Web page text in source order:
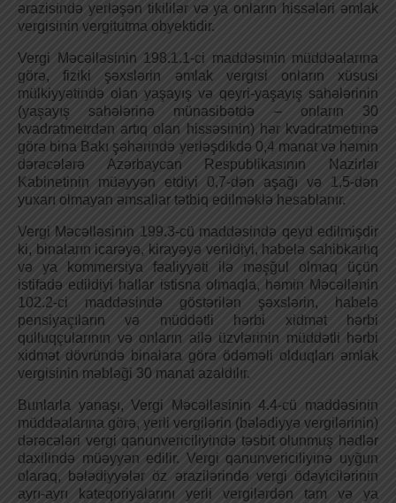
ərazisində yerləşən tikililər və ya onların hissələri əmlak
vergisinin vergitutma obyektidir.
Vergi Məcəlləsinin 198.1.1-ci maddəsinin müddəalarına
görə, fiziki şəxslərin əmlak vergisi onların xüsusi
mülkiyyətində olan yaşayış və qeyri-yaşayış sahələrinin
(yaşayış sahələrinə münasibətdə – onların 30
kvadratmetrdən artıq olan hissəsinin) hər kvadratmetrinə
görə bina Bakı şəhərində yerləşdikdə 0,4 manat və həmin
dərəcələrə Azərbaycan Respublikasının Nazirlər
Kabinetinin müəyyən etdiyi 0,7-dən aşağı və 1,5-dən
yuxarı olmayan əmsallar tətbiq edilməklə hesablanır.
Vergi Məcəlləsinin 199.3-cü maddəsində qeyd edilmişdir
ki, binaların icarəyə, kirayəyə verildiyi, habelə sahibkarlıq
və ya kommersiya fəaliyyəti ilə məşğul olmaq üçün
istifadə edildiyi hallar istisna olmaqla, həmin Məcəllənin
102.2-ci maddəsində göstərilən şəxslərin, habelə
pensiyaçıların və müddətli hərbi xidmət hərbi
qulluqçularının və onların ailə üzvlərinin müddətli hərbi
xidmət dövründə binalara görə ödəməli olduqları əmlak
vergisinin məbləği 30 manat azaldılır.
Bunlarla yanaşı, Vergi Məcəlləsinin 4.4-cü maddəsinin
müddəalarına görə, yerli vergilərin (bələdiyyə vergilərinin)
dərəcələri vergi qanunvericiliyində təsbit olunmuş hədlər
daxilində müəyyən edilir. Vergi qanunvericiliyinə uyğun
olaraq, bələdiyyələr öz ərazilərində vergi ödəyicilərinin
ayrı-ayrı kateqoriyalarını yerli vergilərdən tam və ya